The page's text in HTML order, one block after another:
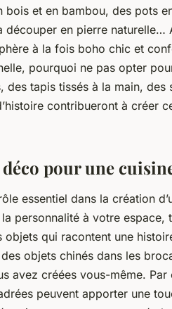
bois et en bambou, des pots
découper en pierre naturelle…
à la fois boho chic et
pourquoi ne pas opter
des tapis tissés à la main,
contribueront à créer
pour une
essentiel dans la création
personnalité à votre espace,
objets qui racontent une
objets chinés dans les
avez créées vous-même.
peuvent apporter une